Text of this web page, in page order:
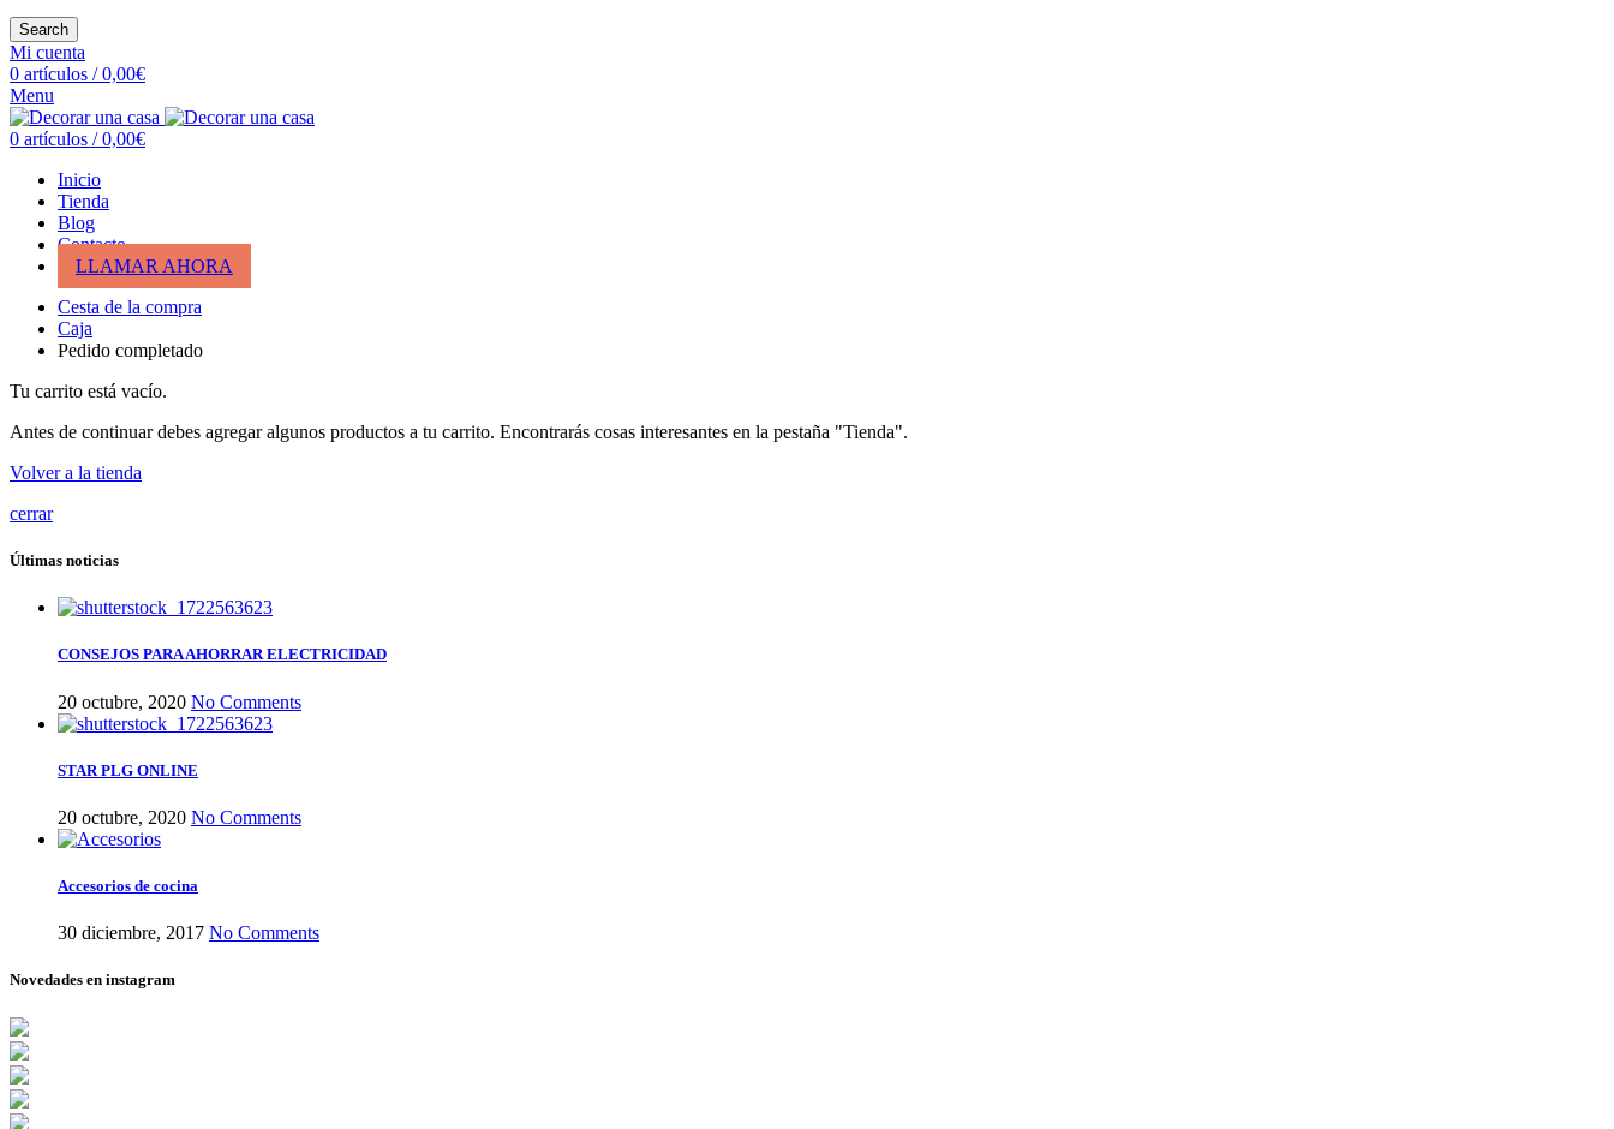
Search
Mi cuenta
0 artículos / 0,00€
Menu
0 artículos / 0,00€
Inicio
Tienda
Blog
Contacto
LLAMAR AHORA
Cesta de la compra
Caja
Pedido completado
Tu carrito está vacío.
Antes de continuar debes agregar algunos productos a tu carrito. Encontrarás cosas interesantes en la pestaña "Tienda".
Volver a la tienda
cerrar
Últimas noticias
CONSEJOS PARA AHORRAR ELECTRICIDAD
20 octubre, 2020 No Comments
STAR PLG ONLINE
20 octubre, 2020 No Comments
Accesorios de cocina
30 diciembre, 2017 No Comments
Novedades en instagram